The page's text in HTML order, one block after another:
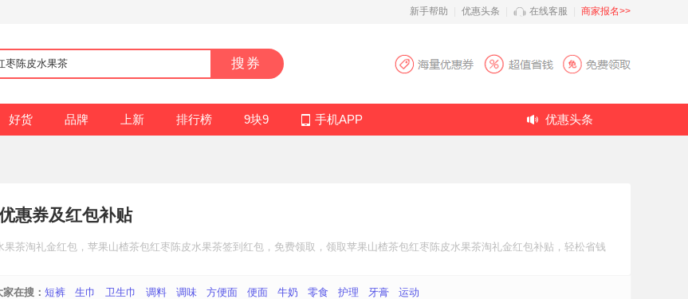
新手帮助 优惠头条 在线客服 商家报名>>
搜券
好货 品牌 上新 排行榜 9块9 手机APP 优惠头条
惠券及红包补贴
果茶淘礼金红包 ，苹果山楂茶包红枣陈皮水果茶签到红包 ，免费领取，领取苹果山楂茶包红枣陈皮水果茶淘礼金红包补贴 ，轻松省钱
家在搜： 短裤 生巾 卫生巾 调料 调味 方便面 便面 牛奶 零食 护理 牙膏 运动